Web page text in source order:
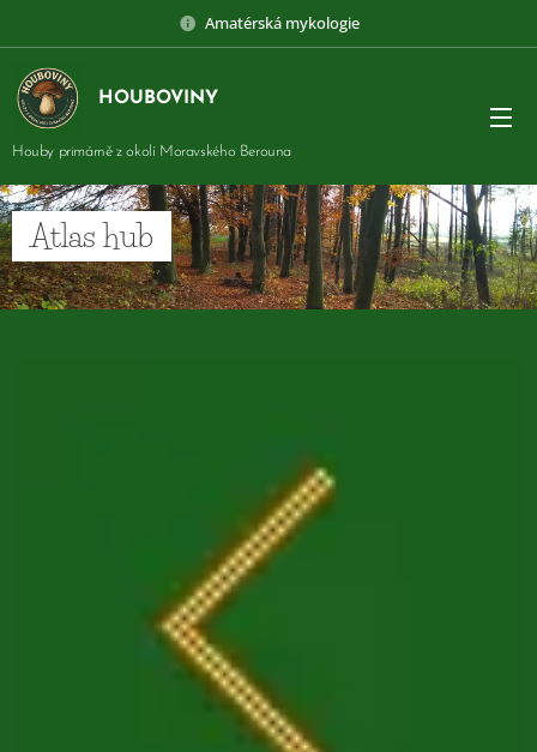
Amatérská mykologie
HOUBOVINY
Houby primárně z okolí Moravského Berouna
Atlas hub